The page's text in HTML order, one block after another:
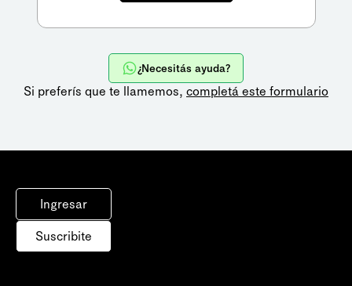
¿Necesitás ayuda?
Si preferís que te llamemos, completá este formulario
Ingresar
Suscribite